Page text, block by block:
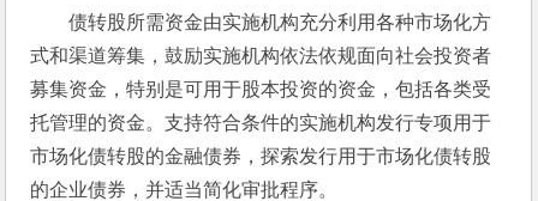
债转股所需资金由实施机构充分利用各种市场化方
式和渠道筹集，鼓励实施机构依法依规面向社会投资者
募集资金，特别是可用于股本投资的资金，包括各类受
托管理的资金。支持符合条件的实施机构发行专项用于
市场化债转股的金融债券，探索发行用于市场化债转股
的企业债券，并适当简化审批程序。